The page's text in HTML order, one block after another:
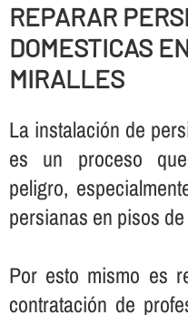
REPARAR
DOMESTICAS
MIRALLES
La instalación de
es un proceso
peligro,
persianas en pisos
Por esto mismo es
contratación de